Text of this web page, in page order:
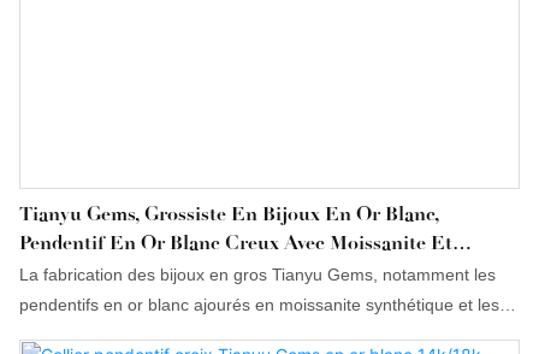
Tianyu Gems, Grossiste En Bijoux En Or Blanc,
Pendentif En Or Blanc Creux Avec Moissanite Et
Diamants.
La fabrication des bijoux en gros Tianyu Gems, notamment les
pendentifs en or blanc ajourés en moissanite synthétique et les
colliers de diamants moissanite synthétique, suit non seulement